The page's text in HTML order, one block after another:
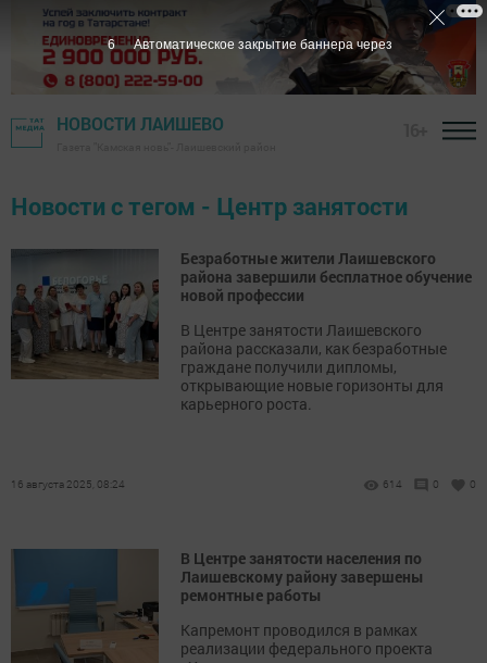
НОВОСТИ ЛАИШЕВО
Новости с тегом - Центр занятости
Безработные жители Лаишевского
района завершили бесплатное обучение
новой профессии
В Центре занятости Лаишевского
района рассказали, как безработные
граждане получили дипломы,
открывающие новые горизонты для
карьерного роста.
16 августа 2025, 08:24 614 0 0
В Центре занятости населения по
Лаишевскому району завершены
ремонтные работы
Капремонт проводился в рамках
реализации федерального проекта
6 Автоматическое закрытие баннера через